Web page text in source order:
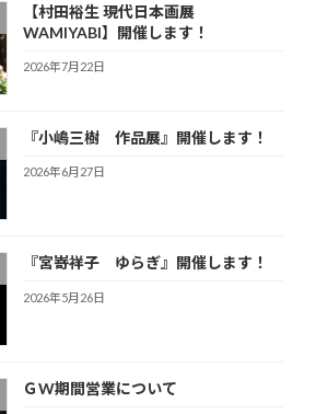
【村田裕生 現代日本画展
WAMIYABI】開催します！
2026年7月22日
『小嶋三樹 作品展』開催します！
2026年6月27日
『宮嵜祥子 ゆらぎ』開催します！
2026年5月26日
ＧW期間営業について